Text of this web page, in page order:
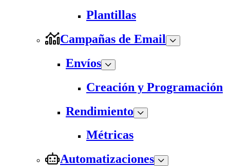
Plantillas
Campañas de Email
Envíos
Creación y Programación
Rendimiento
Métricas
Automatizaciones